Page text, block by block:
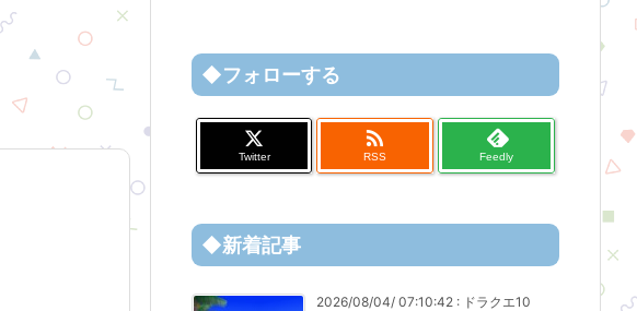
◆フォローする
Twitter

RSS Feedly
◆新着記事
2026/08/04/ 07:10:42 : ドラクエ10